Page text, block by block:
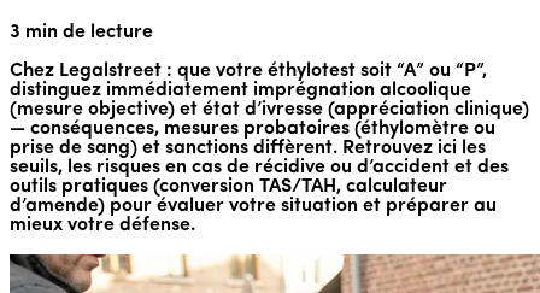
3 min de lecture
Chez Legalstreet : que votre éthylotest soit “A” ou “P”,
distinguez immédiatement imprégnation alcoolique
(mesure objective) et état d’ivresse (appréciation clinique)
— conséquences, mesures probatoires (éthylomètre ou
prise de sang) et sanctions diffèrent. Retrouvez ici les
seuils, les risques en cas de récidive ou d’accident et des
outils pratiques (conversion TAS/TAH, calculateur
d’amende) pour évaluer votre situation et préparer au
mieux votre défense.